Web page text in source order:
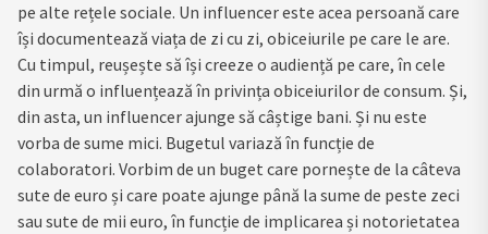
pe alte rețele sociale. Un influencer este acea persoană care
își documentează viața de zi cu zi, obiceiurile pe care le are.
Cu timpul, reușește să își creeze o audiență pe care, în cele
din urmă o influențează în privința obiceiurilor de consum. Și,
din asta, un influencer ajunge să câștige bani. Și nu este
vorba de sume mici. Bugetul variază în funcție de
colaboratori. Vorbim de un buget care pornește de la câteva
sute de euro și care poate ajunge până la sume de peste zeci
sau sute de mii euro, în funcție de implicarea și notorietatea